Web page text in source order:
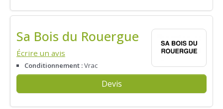
Sa Bois du Rouergue
Écrire un avis
Conditionnement :Vrac
Devis